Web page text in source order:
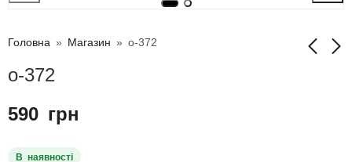
Головна » Магазин » о-372
о-372
590 грн
В наявності